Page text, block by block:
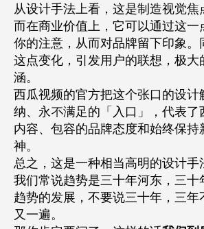
从设计手法上看 ，这是制造视觉焦
而在商业价值上，它可以通过这一
你的注意，从而对品牌留下印象。
这点变化，引发用户的联想，极大
涵。
西瓜视频的官方把这个张口的设计
纳、永不满足的「入⼝」，代表了
内容、包容的品牌态度和始终保持
神。
总之，这是一种相当高明的设计手
我们常说趋势是三十年河东，三十
趋势的发展，不要说三十年，三年
又一遍。